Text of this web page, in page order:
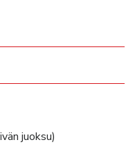
juoksu)